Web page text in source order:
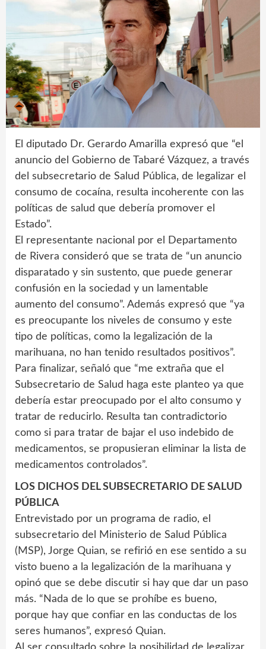
El diputado Dr. Gerardo Amarilla expresó que “el
anuncio del Gobierno de Tabaré Vázquez, a través
del subsecretario de Salud Pública, de legalizar el
consumo de cocaína, resulta incoherente con las
políticas de salud que debería promover el
Estado”.
El representante nacional por el Departamento
de Rivera consideró que se trata de “un anuncio
disparatado y sin sustento, que puede generar
confusión en la sociedad y un lamentable
aumento del consumo”. Además expresó que “ya
es preocupante los niveles de consumo y este
tipo de políticas, como la legalización de la
marihuana, no han tenido resultados positivos”.
Para finalizar, señaló que “me extraña que el
Subsecretario de Salud haga este planteo ya que
debería estar preocupado por el alto consumo y
tratar de reducirlo. Resulta tan contradictorio
como si para tratar de bajar el uso indebido de
medicamentos, se propusieran eliminar la lista de
medicamentos controlados”.
LOS DICHOS DEL SUBSECRETARIO DE SALUD
PÚBLICA
Entrevistado por un programa de radio, el
subsecretario del Ministerio de Salud Pública
(MSP), Jorge Quian, se refirió en ese sentido a su
visto bueno a la legalización de la marihuana y
opinó que se debe discutir si hay que dar un paso
más. “Nada de lo que se prohíbe es bueno,
porque hay que confiar en las conductas de los
seres humanos”, expresó Quian.